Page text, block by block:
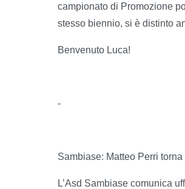
campionato di Promozione
stesso biennio, si è distinto
Benvenuto Luca!
-
Sambiase: Matteo Perri
L’Asd Sambiase comunica